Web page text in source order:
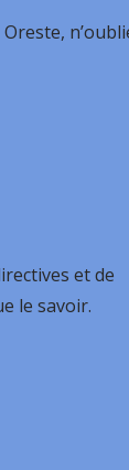
Oreste,
et de
le savoir.